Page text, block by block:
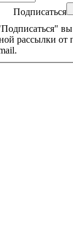
Подписаться
вы
рассылки от